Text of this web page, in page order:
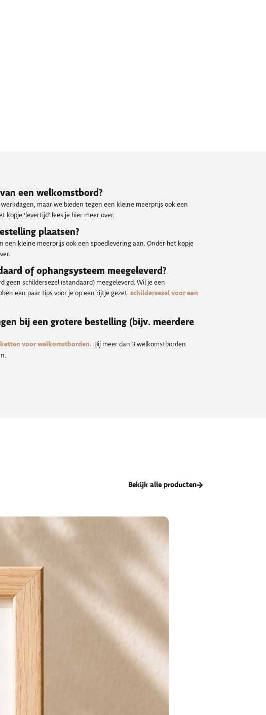
een welkomstbord?
maar we bieden tegen een kleine meerprijs ook een
kopje ‘levertijd’ lees je hier meer over.
plaatsen?
een kleine meerprijs ook een spoedlevering aan. Onder het kopje
of ophangsysteem meegeleverd?
geen schildersezel (standaard) meegeleverd. Wil je een
een paar tips voor je op een rijtje gezet: schildersezel voor een
bij een grotere bestelling (bijv. meerdere
voor welkomstborden. Bij meer dan 3 welkomstborden
Bekijk alle producten